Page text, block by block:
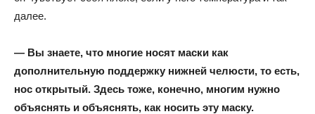
далее.
— Вы знаете, что многие носят маски как
дополнительную поддержку нижней челюсти, то есть,
нос открытый. Здесь тоже, конечно, многим нужно
объяснять и объяснять, как носить эту маску.